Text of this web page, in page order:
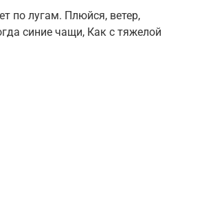
по лугам. Плюйся, ветер,
синие чащи, Как с тяжелой